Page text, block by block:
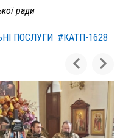
ради
ПОСЛУГИ #КАТП-1628